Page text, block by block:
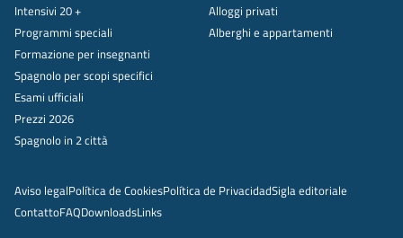
Intensivi 20 +
Programmi speciali
Formazione per insegnanti
Spagnolo per scopi specifici
Esami ufficiali
Prezzi 2026
Spagnolo in 2 città
Alloggi privati
Alberghi e appartamenti
Aviso legalPolítica de CookiesPolítica de PrivacidadSigla editoriale
ContattoFAQDownloadsLinks